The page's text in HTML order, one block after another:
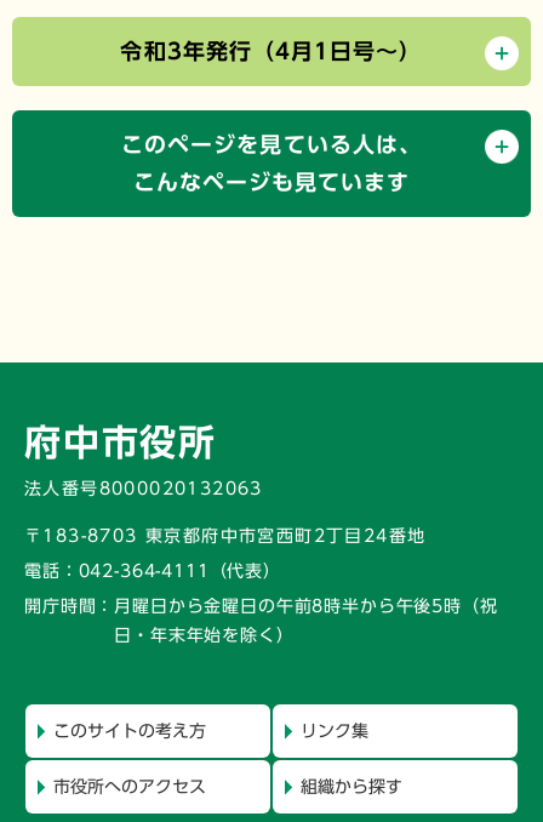
令和3年発行（4月1日号～）
このページを見ている人は、
こんなページも見ています
府中市役所
法人番号8000020132063
〒183-8703 東京都府中市宮西町2丁目24番地
電話： 042-364-4111（代表）
開庁時間： 月曜日から金曜日の午前8時半から午後5時 （祝
日・年末年始を除く）
このサイトの考え方 リンク集
市役所へのアクセス 組織から探す